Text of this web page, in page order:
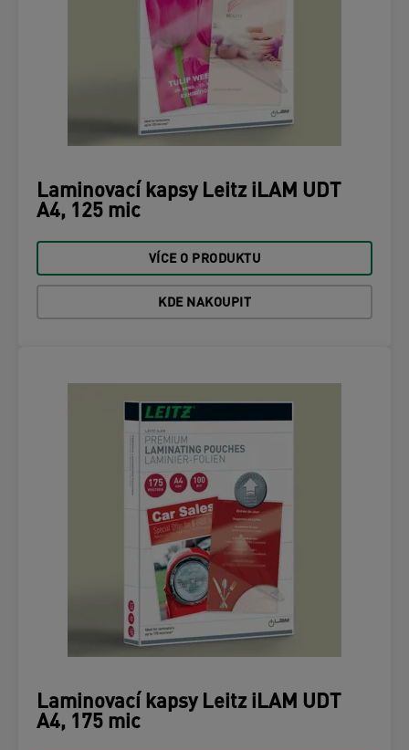
Laminovací kapsy Leitz iLAM UDT
A4, 125 mic
VÍCE O PRODUKTU
KDE NAKOUPIT
Laminovací kapsy Leitz iLAM UDT
A4, 175 mic